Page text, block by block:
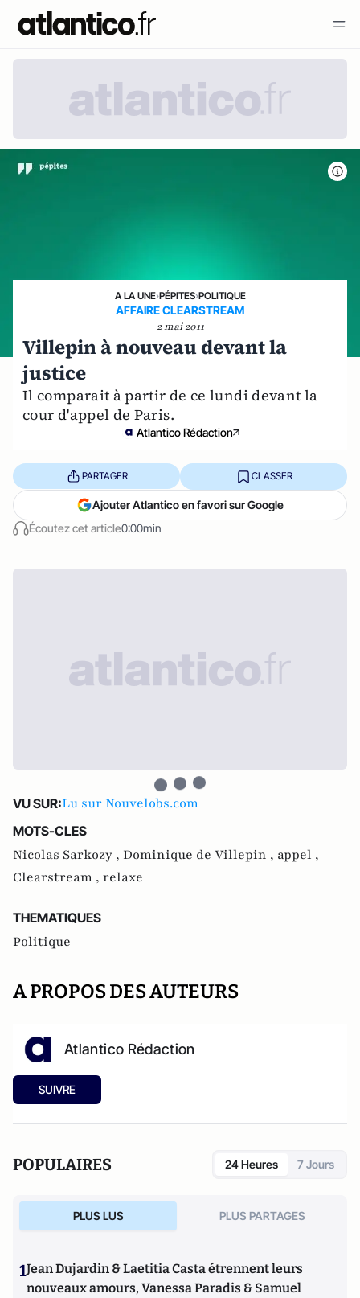
A LA UNE›PÉPITES›POLITIQUE
AFFAIRE CLEARSTREAM
2 mai 2011
Villepin à nouveau devant la
justice
Il comparait à partir de ce lundi devant la
cour d'appel de Paris.
Atlantico Rédaction
Écoutez cet article0:00min
PARTAGER CLASSER
Ajouter Atlantico en favori sur Google
VU SUR:Lu sur Nouvelobs.com
MOTS-CLES
Nicolas Sarkozy , Dominique de Villepin , appel ,
Clearstream , relaxe
THEMATIQUES
Politique
A PROPOS DES AUTEURS
Atlantico Rédaction
SUIVRE
POPULAIRES 24 Heures 7 Jours
PLUS LUS PLUS PARTAGES
1Jean Dujardin & Laetitia Casta étrennent leurs
nouveaux amours, Vanessa Paradis & Samuel